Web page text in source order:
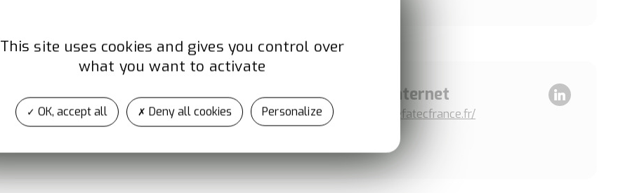
Adresse
6 Rue de la Ligonne
16110 LA ROCHEFOUCAULD-EN-ANGOUMOIS
Site internet
www.prefatecfrance.fr/
LinkedIn
This site uses cookies and gives you control over
what you want to activate
OK, accept all Deny all cookies Personalize